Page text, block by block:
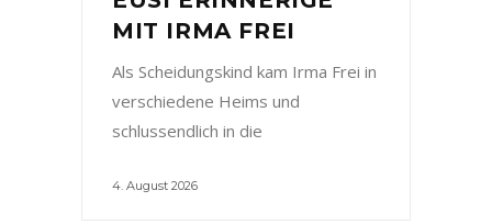
MIT IRMA FREI
Als Scheidungskind kam Irma Frei in
verschiedene Heims und
schlussendlich in die
4. August 2026